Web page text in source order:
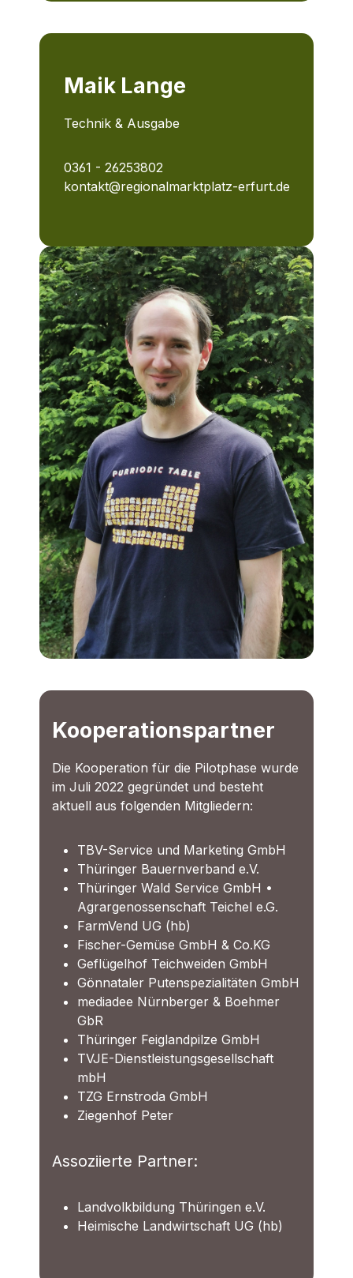
Maik Lange
Technik & Ausgabe
0361 - 26253802
kontakt@regionalmarktplatz-erfurt.de
Kooperationspartner
Die Kooperation für die Pilotphase wurde
im Juli 2022 gegründet und besteht
aktuell aus folgenden Mitgliedern:
TBV-Service und Marketing GmbH
Thüringer Bauernverband e.V.
Thüringer Wald Service GmbH •
Agrargenossenschaft Teichel e.G.
FarmVend UG (hb)
Fischer-Gemüse GmbH & Co.KG
Geflügelhof Teichweiden GmbH
Gönnataler Putenspezialitäten GmbH
mediadee Nürnberger & Boehmer
GbR
Thüringer Feiglandpilze GmbH
TVJE-Dienstleistungsgesellschaft
mbH
TZG Ernstroda GmbH
Ziegenhof Peter
Assoziierte Partner:
Landvolkbildung Thüringen e.V.
Heimische Landwirtschaft UG (hb)